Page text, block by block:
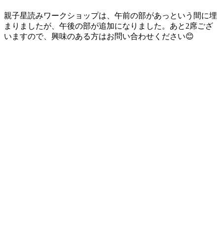
親子星読みワークショップは、午前の部があっという間に埋
まりましたが、午後の部が追加になりました。あと2席ござ
いますので、興味のある方はお問い合わせください😊